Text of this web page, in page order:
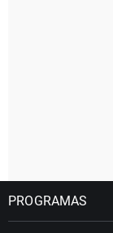
PROGRAMAS